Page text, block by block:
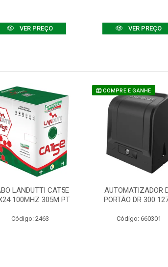
VER PREÇO VER PREÇO
LANDUTTI CAT5E
100MHZ 305M PT
Código: 2463
COMPRE E GANHE
AUTOMATIZADOR
PORTÃO DR 300
Código: 660301